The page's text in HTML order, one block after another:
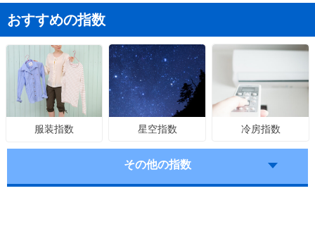
おすすめの指数
服装指数 星空指数 冷房指数
その他の指数